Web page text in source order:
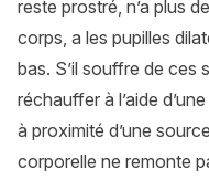
reste prostré, n’a plus
corps, a les pupilles
bas. S’il souffre de ces
réchauffer à l’aide
à proximité d’une
corporelle ne remonte